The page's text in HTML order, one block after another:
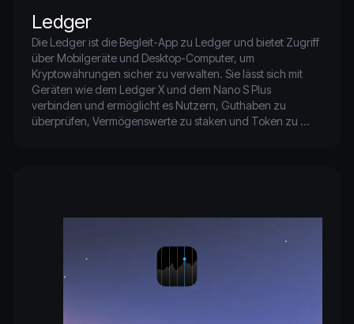
Ledger
Die Ledger ist die Begleit-App zu Ledger und bietet Zugriff
über Mobilgeräte und Desktop-Computer, um
Kryptowährungen sicher zu verwalten. Sie lässt sich mit
Geräten wie dem Ledger X und dem Nano S Plus
verbinden und ermöglicht es Nutzern, Guthaben zu
überprüfen, Vermögenswerte zu staken und Token zu